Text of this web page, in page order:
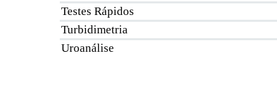
Testes Rápidos
Turbidimetria
Uroanálise